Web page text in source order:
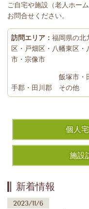
ご自宅や施設（老人ホー
お問合せください。
訪問エリア： 福岡県の北
区・戸畑区・八幡東区
市・宗像市
飯塚市・田川市
手郡・田川郡 その他
個人
施設
新着情報
2023/11/6